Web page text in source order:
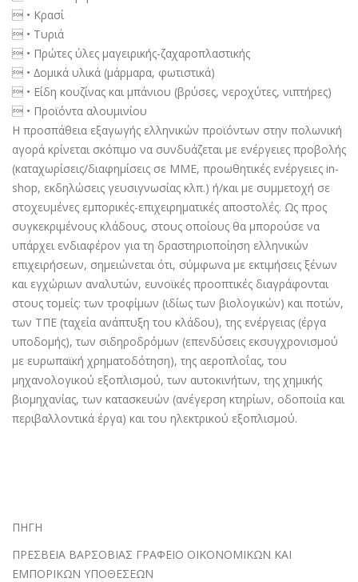
 • Κρασί
 • Τυριά
 • Πρώτες ύλες µαγειρικής-ζαχαροπλαστικής
 • ∆οµικά υλικά (µάρµαρα, φωτιστικά)
 • Είδη κουζίνας και µπάνιου (βρύσες, νεροχύτες, νιπτήρες)
 • Προϊόντα αλουµινίου
Η προσπάθεια εξαγωγής ελληνικών προϊόντων στην πολωνική
αγορά κρίνεται σκόπιµο να συνδυάζεται µε ενέργειες προβολής
(καταχωρίσεις/διαφηµίσεις σε ΜΜΕ, προωθητικές ενέργειες in-
shop, εκδηλώσεις γευσιγνωσίας κλπ.) ή/και µε συµµετοχή σε
στοχευµένες εµπορικές-επιχειρηµατικές αποστολές. Ως προς
συγκεκριµένους κλάδους, στους οποίους θα µπορούσε να
υπάρχει ενδιαφέρον για τη δραστηριοποίηση ελληνικών
επιχειρήσεων, σηµειώνεται ότι, σύµφωνα µε εκτιµήσεις ξένων
και εγχώριων αναλυτών, ευνοϊκές προοπτικές διαγράφονται
στους τοµείς: των τροφίµων (ιδίως των βιολογικών) και ποτών,
των ΤΠΕ (ταχεία ανάπτυξη του κλάδου), της ενέργειας (έργα
υποδοµής), των σιδηροδρόµων (επενδύσεις εκσυγχρονισµού
µε ευρωπαϊκή χρηµατοδότηση), της αεροπλοΐας, του
µηχανολογικού εξοπλισµού, των αυτοκινήτων, της χηµικής
βιοµηχανίας, των κατασκευών (ανέγερση κτηρίων, οδοποιία και
περιβαλλοντικά έργα) και του ηλεκτρικού εξοπλισµού.
ΠΗΓΗ
ΠΡΕΣΒΕΙΑ ΒΑΡΣΟΒΙΑΣ ΓΡΑΦΕΙΟ ΟΙΚΟΝΟΜΙΚΩΝ ΚΑΙ
ΕΜΠΟΡΙΚΩΝ ΥΠΟΘΕΣΕΩΝ